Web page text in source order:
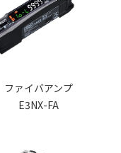
ファイバアンプ
E3NX-FA